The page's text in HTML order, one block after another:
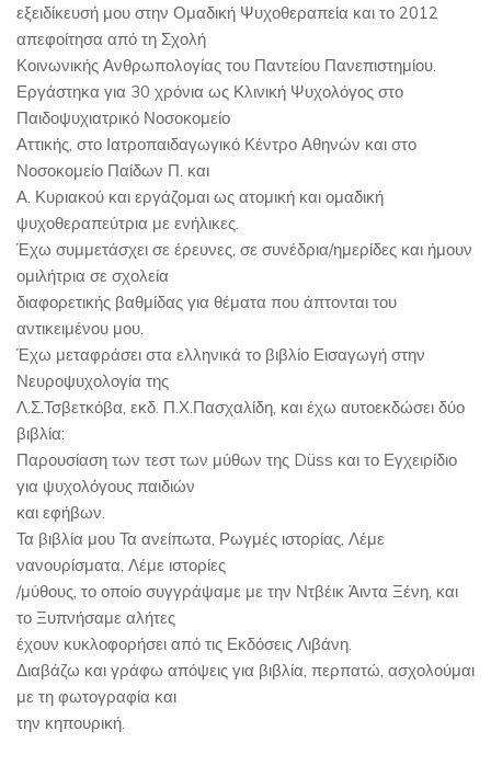
εξειδίκευσή μου στην Ομαδική Ψυχοθεραπεία και το 2012
απεφοίτησα από τη Σχολή
Κοινωνικής Ανθρωπολογίας του Παντείου Πανεπιστημίου.
Εργάστηκα για 30 χρόνια ως Κλινική Ψυχολόγος στο
Παιδοψυχιατρικό Νοσοκομείο
Αττικής, στο Ιατροπαιδαγωγικό Κέντρο Αθηνών και στο
Νοσοκομείο Παίδων Π. και
Α. Κυριακού και εργάζομαι ως ατομική και ομαδική
ψυχοθεραπεύτρια με ενήλικες.
Έχω συμμετάσχει σε έρευνες, σε συνέδρια/ημερίδες και ήμουν
ομιλήτρια σε σχολεία
διαφορετικής βαθμίδας για θέματα που άπτονται του
αντικειμένου μου.
Έχω μεταφράσει στα ελληνικά το βιβλίο Εισαγωγή στην
Νευροψυχολογία της
Λ.Σ.Τσβετκόβα, εκδ. Π.Χ.Πασχαλίδη, και έχω αυτοεκδώσει δύο
βιβλία:
Παρουσίαση των τεστ των μύθων της Düss και το Εγχειρίδιο
για ψυχολόγους παιδιών
και εφήβων.
Τα βιβλία μου Τα ανείπωτα, Ρωγμές ιστορίας, Λέμε
νανουρίσματα, Λέμε ιστορίες
/μύθους, το οποίο συγγράψαμε με την Ντβέικ Άιντα Ξένη, και
το Ξυπνήσαμε αλήτες
έχουν κυκλοφορήσει από τις Εκδόσεις Λιβάνη.
Διαβάζω και γράφω απόψεις για βιβλία, περπατώ, ασχολούμαι
με τη φωτογραφία και
την κηπουρική.